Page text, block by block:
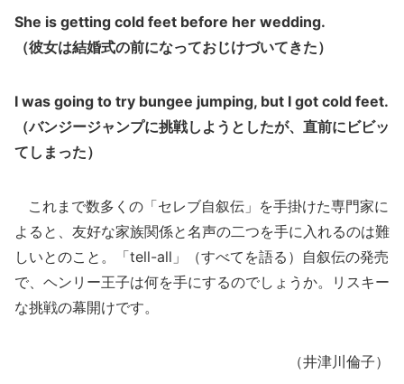
She is getting cold feet before her wedding.
（彼女は結婚式の前になっておじけづいてきた）
I was going to try bungee jumping, but I got cold feet.
（バンジージャンプに挑戦しようとしたが、直前にビビッ
てしまった）
これまで数多くの「セレブ自叙伝」を手掛けた専門家に
よると、友好な家族関係と名声の二つを手に入れるのは難
しいとのこと。「tell-all」（すべてを語る）自叙伝の発売
で、ヘンリー王子は何を手にするのでしょうか。リスキー
な挑戦の幕開けです。
（井津川倫子）